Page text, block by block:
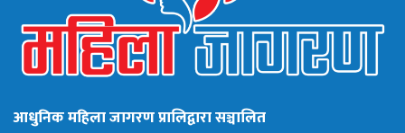
आधुनिक महिला जागरण प्रालिद्वारा सञ्चालित